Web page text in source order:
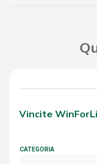
Vincite
CATEGORIA